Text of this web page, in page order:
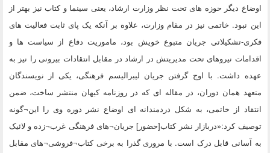
اوضاع دیگر حوزه های تحت نظر وزارت ارشاد، یعنی سینما و کتاب نیز بهتر از
این نبود. خاتمی نیز در مقام وزارت، علاوه بر آنکه یک پای ثابت فعالیت های
فکری-تشکیلاتی جریان متبوع خویش بود، ماموریت دفاع از سیاست ها و
اقدامات نیروهای تحت مدیریتش در ارشاد در مقابل انتقادات بیرونی را نیز به
عهده داشت. با اوج گرفتن جریان لیبرالیسم فرهنگی، یکی از نویسندگان
متعهد همان دوران، در مقاله ای که در روزنامه کیهان منتشر ساخت، ضمن
انتقاد از خاتمی، به شکل دردمندانه ای اوضاع نشر دوره وی را این¬گونه
توصیف کرد:«دربازار نشر کتاب[حضور] جریان¬های فرهنگی غرب¬زده و لائیک
به آسانی قابل درک است. با مروری گذرا به برخی کتاب¬فروشی¬های مقابل